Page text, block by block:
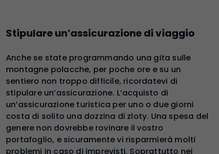
Stipulare un’assicurazione di viaggio
Anche se state programmando una gita sulle
montagne polacche, per poche ore e su un
sentiero non troppo difficile, ricordatevi di
stipulare un’assicurazione. L’acquisto di
un’assicurazione turistica per uno o due giorni
costa di solito una dozzina di zloty. Una spesa del
genere non dovrebbe rovinare il vostro
portafoglio, e sicuramente vi risparmierà molti
problemi in caso di imprevisti. Soprattutto nei